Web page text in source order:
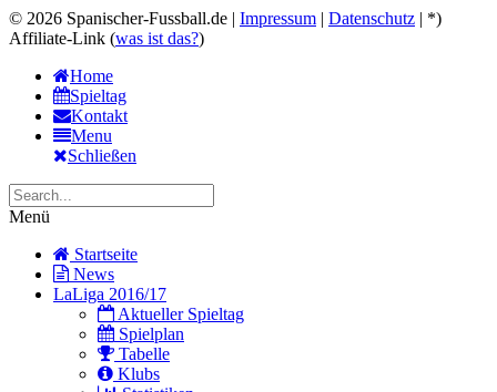
© 2026 Spanischer-Fussball.de | Impressum | Datenschutz | *)
Affiliate-Link (was ist das?)
Home
Spieltag
Kontakt
Menu
Schließen
Menü
Startseite
News
LaLiga 2016/17
Aktueller Spieltag
Spielplan
Tabelle
Klubs